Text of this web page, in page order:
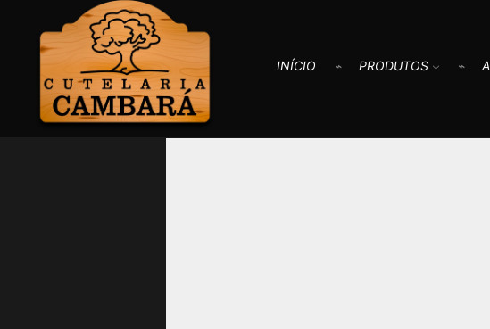
INÍCIO PRODUTOS